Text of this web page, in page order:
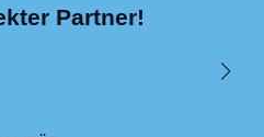
Partner!